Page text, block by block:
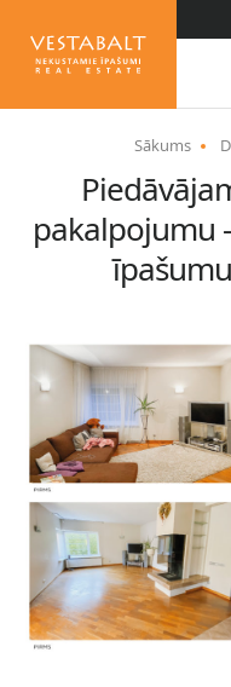
PAR MUMS
JAUNUMI
PAKALPOJUMI
UZTURĒŠANĀS ATĻAUJA
KONTAKTI
Sākums
pakalpojumu